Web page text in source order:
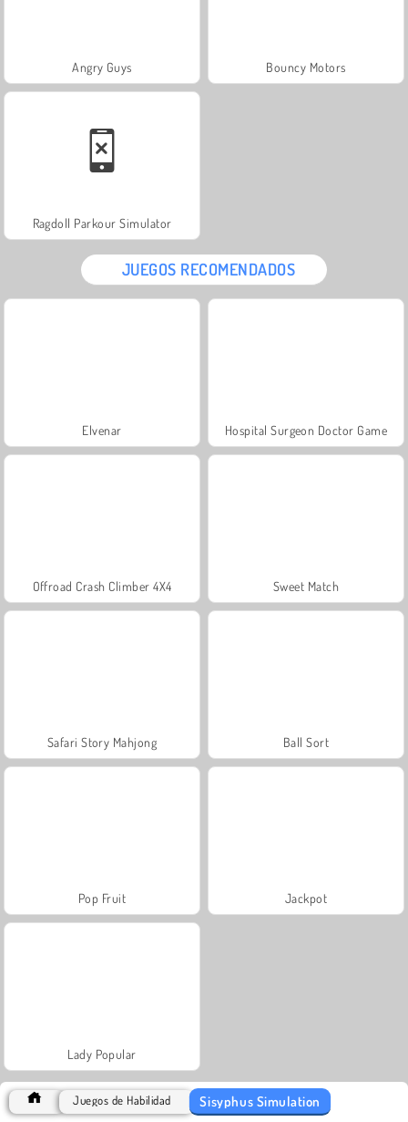
Angry Guys Bouncy Motors
Ragdoll Parkour Simulator
JUEGOS RECOMENDADOS
Elvenar Hospital Surgeon Doctor Game
Offroad Crash Climber 4X4 Sweet Match
Safari Story Mahjong Ball Sort
Pop Fruit Jackpot
Lady Popular
Juegos de Habilidad Sisyphus Simulation